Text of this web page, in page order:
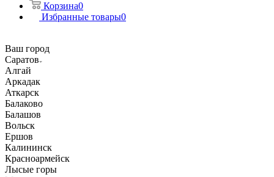
Корзина0
Избранные товары0
Ваш город
Саратов
Алгай
Аркадак
Аткарск
Балаково
Балашов
Вольск
Ершов
Калининск
Красноармейск
Лысые горы